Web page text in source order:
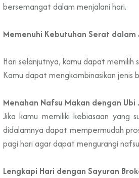
bersemangat dalam menjalani hari.
Memenuhi Kebutuhan Serat dalam
Hari selanjutnya, kamu dapat
Kamu dapat mengkombinasikan jenis
Menahan Nafsu Makan dengan Ubi
Jika kamu memiliki kebiasaan yang
didalamnya dapat mempermudah
pagi hari agar dapat mengurangi
Lengkapi Hari dengan Sayuran